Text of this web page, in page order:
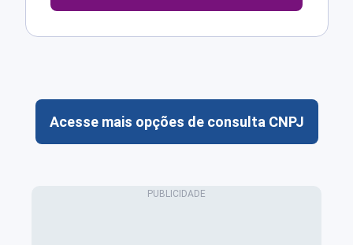
Acesse mais opções de consulta CNPJ